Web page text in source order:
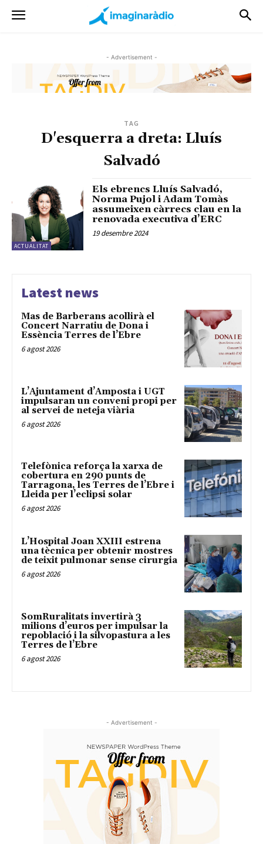
- Advertisement -
TAG
D'esquerra a dreta: Lluís
Salvadó
ACTUALITAT
Els ebrencs Lluís Salvadó,
Norma Pujol i Adam Tomàs
assumeixen càrrecs clau en la
renovada executiva d’ERC
19 desembre 2024
Latest news
Mas de Barberans acollirà el
Concert Narratiu de Dona i
Essència Terres de l’Ebre
6 agost 2026
L’Ajuntament d’Amposta i UGT
impulsaran un conveni propi per
al servei de neteja viària
6 agost 2026
Telefònica reforça la xarxa de
cobertura en 290 punts de
Tarragona, les Terres de l’Ebre i
Lleida per l’eclipsi solar
6 agost 2026
L’Hospital Joan XXIII estrena
una tècnica per obtenir mostres
de teixit pulmonar sense cirurgia
6 agost 2026
SomRuralitats invertirà 3
milions d’euros per impulsar la
repoblació i la silvopastura a les
Terres de l’Ebre
6 agost 2026
- Advertisement -